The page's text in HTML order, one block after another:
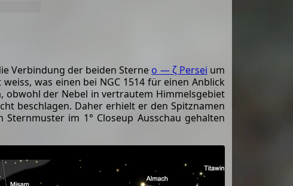
Verbindung der beiden Sterne ο — ζ Persei um
was einen bei NGC 1514 für einen Anblick
obwohl der Nebel in vertrautem Himmelsgebiet
beschlagen. Daher erhielt er den Spitznamen
im 1° Closeup Ausschau gehalten